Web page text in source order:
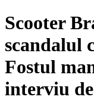
Scooter
scandalul
Fostul
interviu